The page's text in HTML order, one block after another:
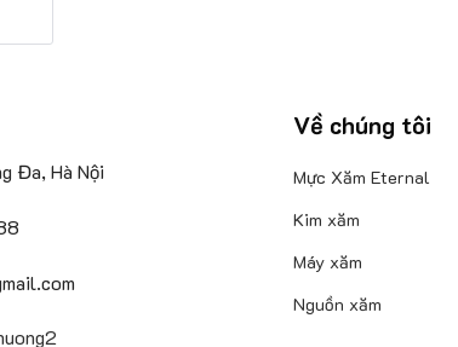
Đa, Hà Nội
Về chúng tôi
Mực Xăm Eternal
Kim xăm
Máy xăm
Nguồn xăm